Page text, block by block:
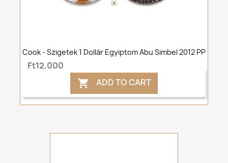
Cook - Szigetek 1 Dollár Egyiptom Abu Simbel 2012 PP
Ft12,000
 ADD TO CART